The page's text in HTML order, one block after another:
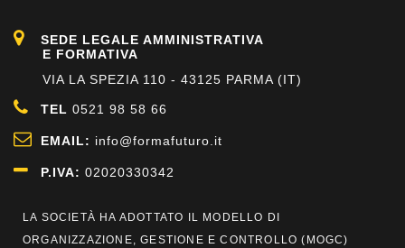
SEDE LEGALE AMMINISTRATIVA
E FORMATIVA
VIA LA SPEZIA 110 - 43125 PARMA (IT)
TEL 0521 98 58 66
EMAIL: info@formafuturo.it
P.IVA: 02020330342
LA SOCIETÀ HA ADOTTATO IL MODELLO DI
ORGANIZZAZIONE, GESTIONE E CONTROLLO ( MOGC)